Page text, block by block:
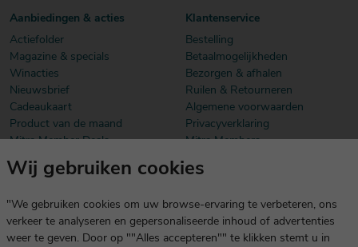
Aanbiedingen & acties
Actiefolder
Magazine & specials
Winacties
Nieuwsbrief
Cadeaukaart
Product van de maand
Mitra Member Deals
Klantenservice
Bestelling
Betaalmogelijkheden
Bezorgen & afhalen
Ruilen & Retourneren
Algemene voorwaarden
Privacyverklaring
Mitra Members
Download onze app
dezelfde gegevens die je voor mitra.nl gebruikt.
Wij gebruiken cookies
"We gebruiken cookies om uw browse-ervaring te verbeteren, ons
verkeer te analyseren en gepersonaliseerde inhoud of advertenties
weer te geven. Door op ""Alles accepteren"" te klikken stemt u in